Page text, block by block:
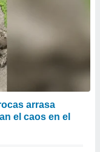
arrasa
el caos en el